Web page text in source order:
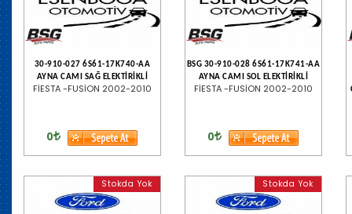
30-910-027 6S61-17K740-AA
AYNA CAMI SAĞ ELEKTİRİKLİ
FİESTA -FUSİON 2002-2010
0
BSG 30-910-028 6S61-17K741-AA
AYNA CAMI SOL ELEKTİRİKLİ
FİESTA -FUSİON 2002-2010
0
Stokda Yok Stokda Yok